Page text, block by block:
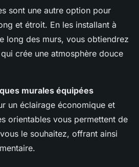
sont une autre option pour
et étroit. En les installant à
long des murs, vous obtiendrez
crée une atmosphère douce
murales équipées
un éclairage économique et
orientables vous permettent de
le souhaitez, offrant ainsi